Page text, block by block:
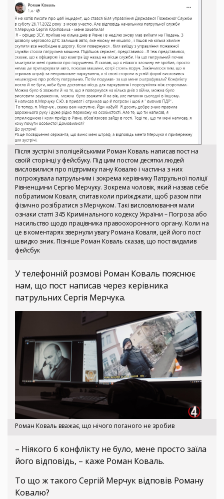
Після зустрічі з поліцейськими Роман Коваль написав пост на
своїй сторінці у фейсбуку. Під цим постом десятки людей
висловилися про підтримку пану Ковалю і частина з них
погрожувала патрульним і зокрема керівнику Патрульної поліції
Рівненщини Сергію Мерчуку. Зокрема чоловік, який назвав себе
побратимом Коваля, спитав коли приїжджати, щоб разом піти
фізично розібратися з Мерчуком. Такі висловлювання мали
ознаки статті 345 Кримінального кодексу України – Погроза або
насильство щодо працівника правоохоронного органу. Коли на
це в коментарях звернули увагу Романа Коваля, цей його пост
швидко зник. Пізніше Роман Коваль сказав, що пост видалив
фейсбук
У телефонній розмові Роман Коваль пояснює
нам, що пост написав через керівника
патрульних Сергія Мерчука.
Роман Коваль вважає, що нічого поганого не зробив
– Ніякого б конфлікту не було, мене просто заїла
його відповідь, – каже Роман Коваль.
То що ж такого Сергій Мерчук відповів Роману
Ковалю?